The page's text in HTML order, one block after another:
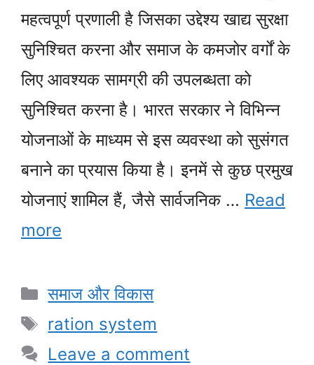
महत्वपूर्ण प्रणाली है जिसका उद्देश्य खाद्य सुरक्षा
सुनिश्चित करना और समाज के कमजोर वर्गों के
लिए आवश्यक सामग्री की उपलब्धता को
सुनिश्चित करना है। भारत सरकार ने विभिन्न
योजनाओं के माध्यम से इस व्यवस्था को सुसंगत
बनाने का प्रयास किया है। इनमें से कुछ प्रमुख
योजनाएं शामिल हैं, जैसे सार्वजनिक … Read
more
Categories
समाज और विकास
Tags
ration system
Leave a comment